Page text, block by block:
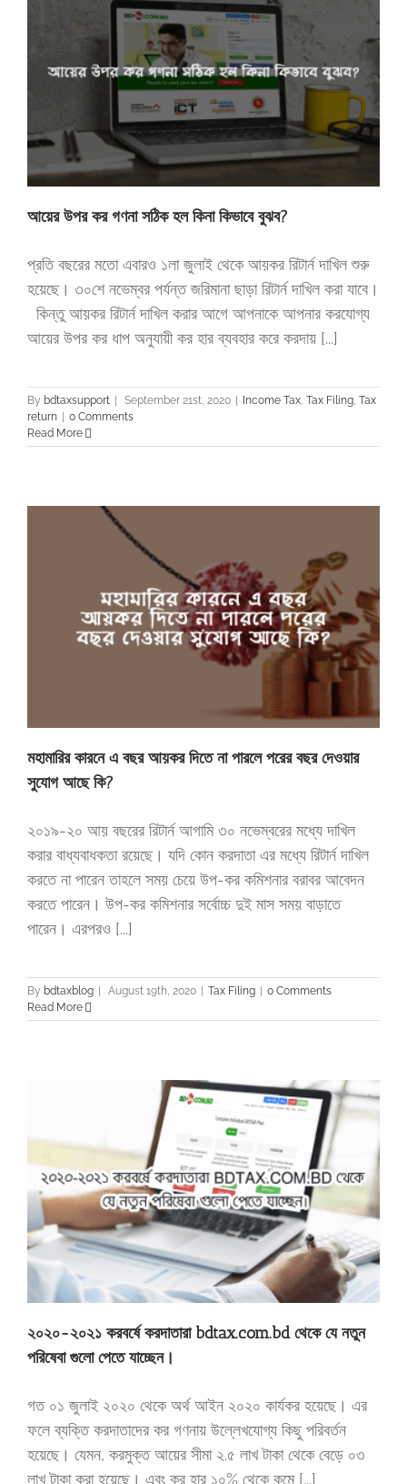
আয়ের উপর কর গণনা সঠিক হল কিনা কিভাবে বুঝব?
প্রতি বছরের মতো এবারও ১লা জুলাই থেকে আয়কর রিটার্ন দাখিল শুরু
হয়েছে। ৩০শে নভেম্বর পর্যন্ত জরিমানা ছাড়া রিটার্ন দাখিল করা যাবে।
কিন্তু আয়কর রিটার্ন দাখিল করার আগে আপনাকে আপনার করযোগ্য
আয়ের উপর কর ধাপ অনুযায়ী কর হার ব্যবহার করে করদায় [...]
By bdtaxsupport | September 21st, 2020 | Income Tax Tax Filing Tax
return | 0 Comments
Read More
মহামারির কারনে এ বছর আয়কর দিতে না পারলে পরের বছর দেওয়ার
সুযোগ আছে কি?
২০১৯-২০ আয় বছরের রিটার্ন আগামি ৩০ নভেম্বরের মধ্যে দাখিল
করার বাধ্যবাধকতা রয়েছে। যদি কোন করদাতা এর মধ্যে রিটার্ন দাখিল
করতে না পারেন তাহলে সময় চেয়ে উপ-কর কমিশনার বরাবর আবেদন
করতে পারেন। উপ-কর কমিশনার সর্বোচ্চ দুই মাস সময় বাড়াতে
পারেন। এরপরও [...]
By bdtaxblog August 19th, 2020 Tax Filing
0 Comments
Read More
২০২০-২০২১ করবর্ষে করদাতারা bdtax.com.bd থেকে যে নতুন
পরিষেবা গুলো পেতে যাচ্ছেন।
গত ০১ জুলাই ২০২০ থেকে অর্থ আইন ২০২০ কার্যকর হয়েছে। এর
ফলে ব্যক্তি করদাতাদের কর গণনায় উল্লেখযোগ্য কিছু পরিবর্তন
হয়েছে। যেমন, করমুক্ত আয়ের সীমা ২.৫ লাখ টাকা থেকে বেড়ে ০৩
লাখ টাকা করা হয়েছে। এবং কর হার ১০% থেকে কমে [...]